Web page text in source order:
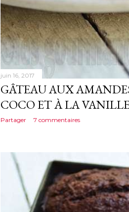
juin 16, 2017
GÂTEAU AUX
COCO ET À LA
Partager 7 commentaires